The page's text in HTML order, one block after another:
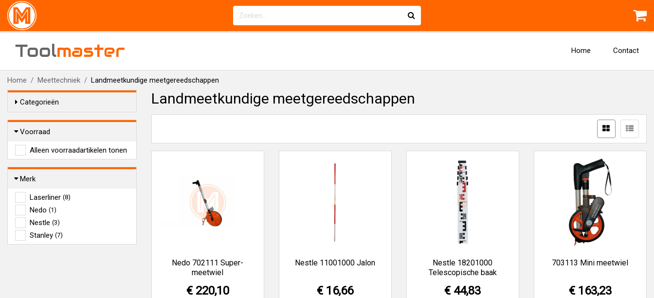
Toolmaster Home Contact
Home Meettechniek Landmeetkundige meetgereedschappen
Categorieën
Voorraad
Alleen voorraadartikelen tonen
Merk
Laserliner (8)
Nedo (1)
Nestle (3)
Stanley (7)
Landmeetkundige meetgereedschappen
Nedo 702111 Super-
meetwiel
€ 220,10
Nestle 11001000 Jalon
€ 16,66
Nestle 18201000
Telescopische baak
€ 44,83
703113 Mini meetwiel
€ 163,23